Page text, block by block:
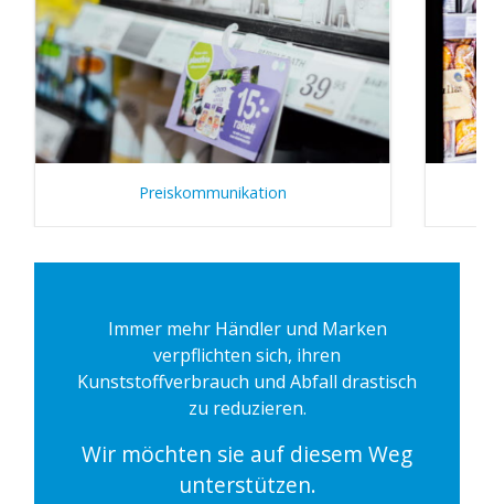
Preiskommunikation
Immer mehr Händler und Marken
verpflichten sich, ihren
Kunststoffverbrauch und Abfall drastisch
zu reduzieren.
Wir möchten sie auf diesem Weg
unterstützen.